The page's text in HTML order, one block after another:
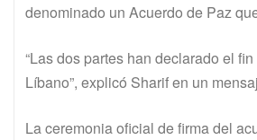
denominado un Acuerdo de Paz
“Las dos partes han declarado el
Líbano”, explicó Sharif en un
La ceremonia oficial de firma del